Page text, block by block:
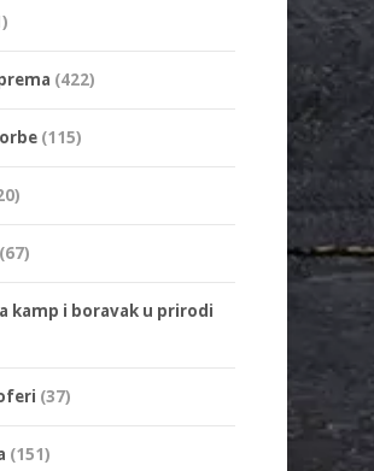
(422)
(115)
(67)
kamp i boravak u prirodi
(37)
(151)